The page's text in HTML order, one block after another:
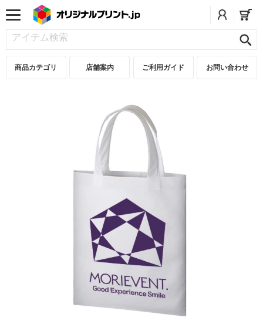
商品カテゴリ 店舗案内 ご利用ガイド お問い合わせ